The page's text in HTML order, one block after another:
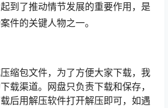
到了推动情节发展的重要作用，是
件的关键人物之一。
缩包文件，为了方便大家下载，我
载渠道。网盘只负责下载和保存，
后用解压软件打开解压即可，如遇